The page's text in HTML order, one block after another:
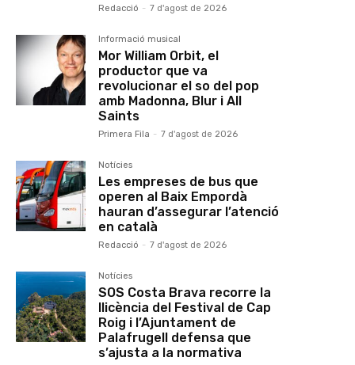
Redacció - 7 d'agost de 2026
Informació musical
Mor William Orbit, el
productor que va
revolucionar el so del pop
amb Madonna, Blur i All
Saints
Primera Fila - 7 d'agost de 2026
Notícies
Les empreses de bus que
operen al Baix Empordà
hauran d’assegurar l’atenció
en català
Redacció - 7 d'agost de 2026
Notícies
SOS Costa Brava recorre la
llicència del Festival de Cap
Roig i l’Ajuntament de
Palafrugell defensa que
s’ajusta a la normativa